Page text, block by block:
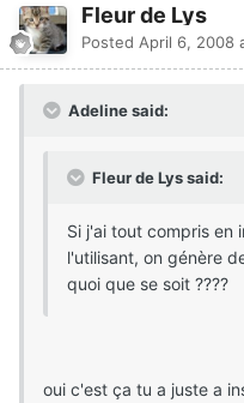
Fleur de Lys
Posted April 6, 2008
Adeline said:
Fleur de Lys said:
Si j'ai tout compris en
l'utilisant, on génère
quoi que se soit ????
oui c'est ça tu a juste a